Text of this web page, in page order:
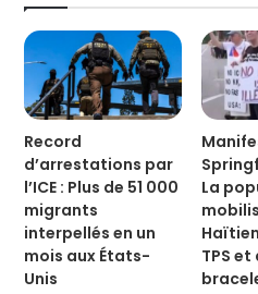
Record
d’arrestations par
l’ICE : Plus de 51 000
migrants
interpellés en un
mois aux États-
Unis
La
TPS et